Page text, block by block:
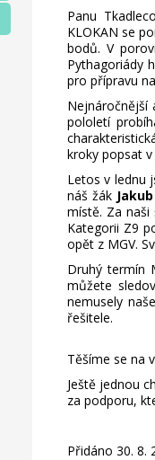
Panu
KLOKAN se
bodů. V
Pythagoriády
pro přípravu
Nejnáročnější
pololetí
kroky popsat
Letos v lednu
náš žák
místě. Za
Kategorii Z9
opět z MGV.
Druhý termín
můžete
nemusely
řešitele.
Těšíme se na
Ještě jednou
za podporu,
Přidáno 30. 8.